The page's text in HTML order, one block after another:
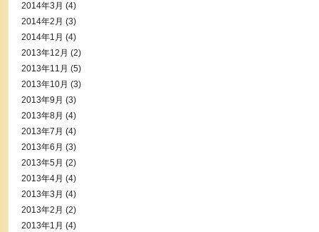
2014年3月 (4)
2014年2月 (3)
2014年1月 (4)
2013年12月 (2)
2013年11月 (5)
2013年10月 (3)
2013年9月 (3)
2013年8月 (4)
2013年7月 (4)
2013年6月 (3)
2013年5月 (2)
2013年4月 (4)
2013年3月 (4)
2013年2月 (2)
2013年1月 (4)